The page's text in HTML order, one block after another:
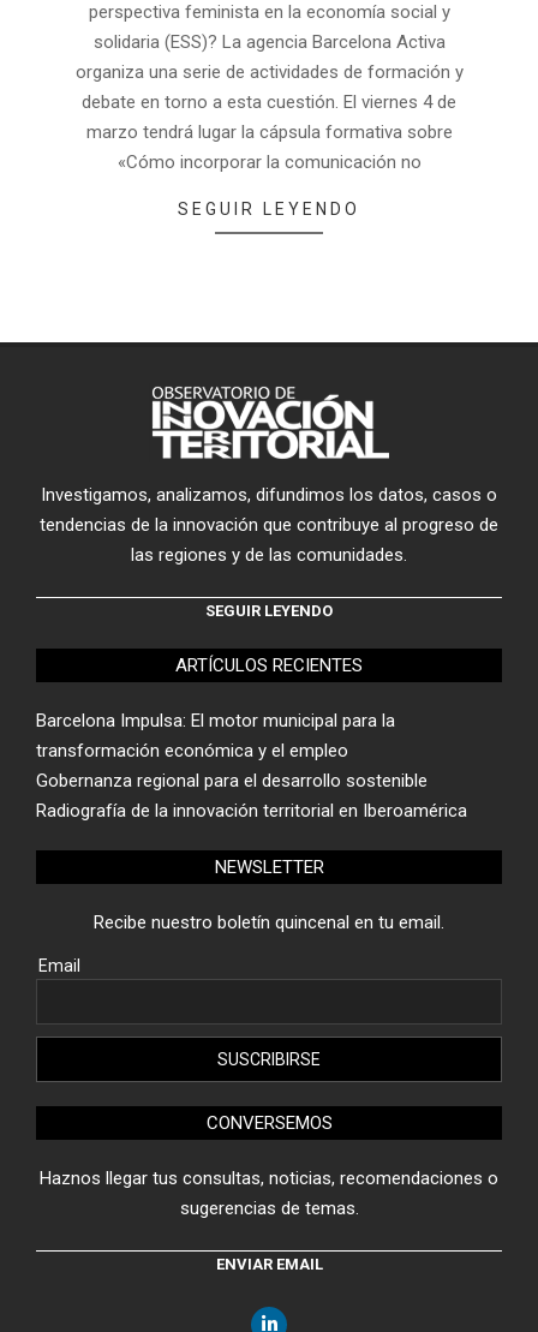
02perspectiva feminista en la economía social y
solidaria (ESS)? La agencia Barcelona Activa
organiza una serie de actividades de formación y
debate en torno a esta cuestión. El viernes 4 de
marzo tendrá lugar la cápsula formativa sobre
«Cómo incorporar la comunicación no
SEGUIR LEYENDO
Investigamos, analizamos, difundimos los datos, casos o
tendencias de la innovación que contribuye al progreso de
las regiones y de las comunidades.
SEGUIR LEYENDO
ARTÍCULOS RECIENTES
Barcelona Impulsa: El motor municipal para la
transformación económica y el empleo
Gobernanza regional para el desarrollo sostenible
Radiografía de la innovación territorial en Iberoamérica
NEWSLETTER
Recibe nuestro boletín quincenal en tu email.
Email
CONVERSEMOS
Haznos llegar tus consultas, noticias, recomendaciones o
sugerencias de temas.
ENVIAR EMAIL